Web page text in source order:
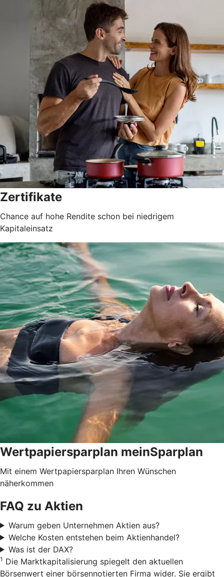
Zertifikate
Chance auf hohe Rendite schon bei niedrigem
Kapitaleinsatz
Wertpapiersparplan meinSparplan
Mit einem Wertpapiersparplan Ihren Wünschen
näherkommen
FAQ zu Aktien
Warum geben Unternehmen Aktien aus?
Welche Kosten entstehen beim Aktienhandel?
Was ist der DAX?
1 Die Marktkapitalisierung spiegelt den aktuellen
Börsenwert einer börsennotierten Firma wider. Sie ergibt